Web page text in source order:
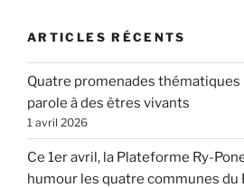
ARTICLES RÉCENTS
Quatre promenades thématiques
parole à des êtres vivants
1 avril 2026
Ce 1er avril, la Plateforme Ry-
humour les quatre communes du